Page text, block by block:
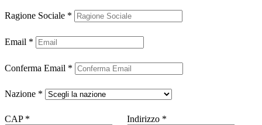
Ragione Sociale *
Email *
Conferma Email *
Nazione *
CAP * Indirizzo *